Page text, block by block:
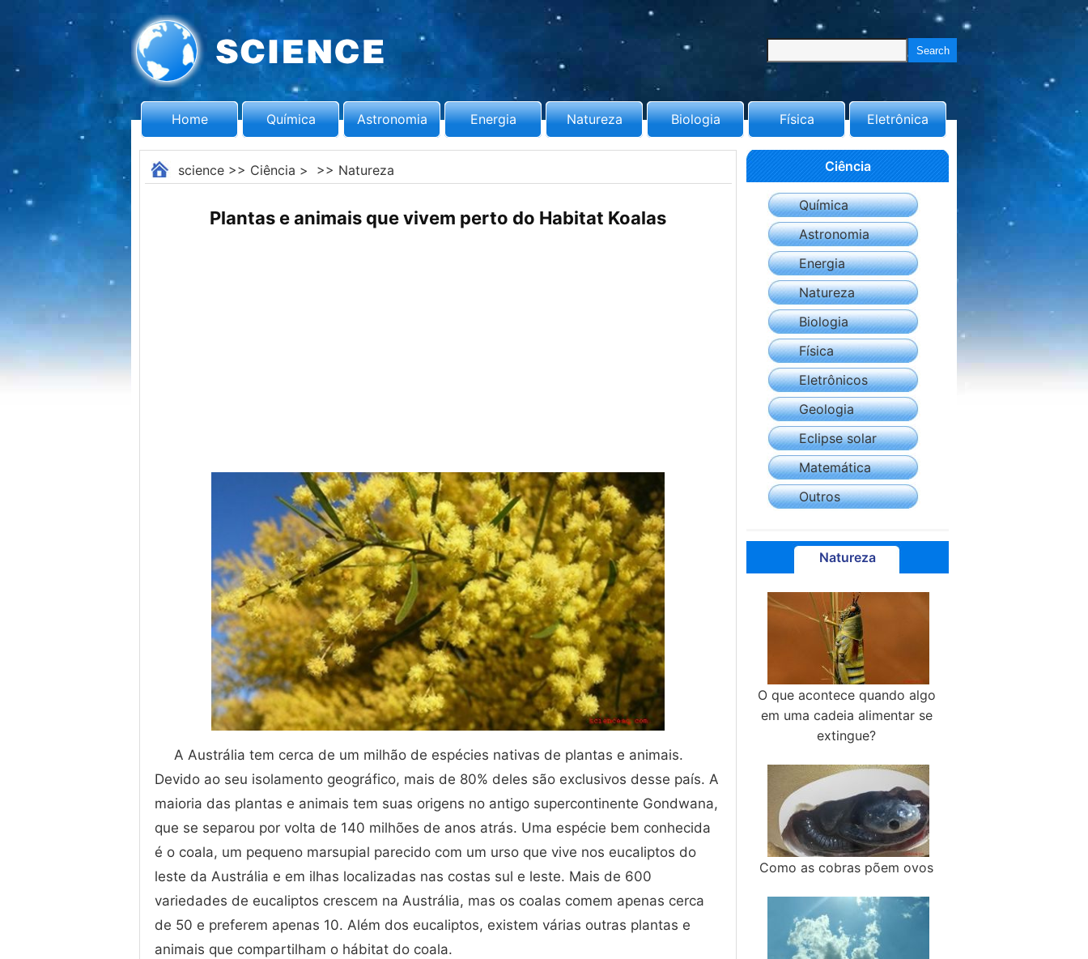
Home Química Astronomia Energia Natureza Biologia Física Eletrônica
science>> Ciência > >> Natureza
Plantas e animais que vivem perto do Habitat Koalas
A Austrália tem cerca de um milhão de espécies nativas de plantas e animais.
Devido ao seu isolamento geográfico, mais de 80% deles são exclusivos desse país. A
maioria das plantas e animais tem suas origens no antigo supercontinente Gondwana,
que se separou por volta de 140 milhões de anos atrás. Uma espécie bem conhecida
é o coala, um pequeno marsupial parecido com um urso que vive nos eucaliptos do
leste da Austrália e em ilhas localizadas nas costas sul e leste. Mais de 600
variedades de eucaliptos crescem na Austrália, mas os coalas comem apenas cerca
de 50 e preferem apenas 10. Além dos eucaliptos, existem várias outras plantas e
animais que compartilham o hábitat do coala.
Ciência
Química
Astronomia
Energia
Natureza
Biologia
Física
Eletrônicos
Geologia
Eclipse solar
Matemática
Outros
Natureza
O que acontece quando algo
em uma cadeia alimentar se
extingue?
Como as cobras põem ovos